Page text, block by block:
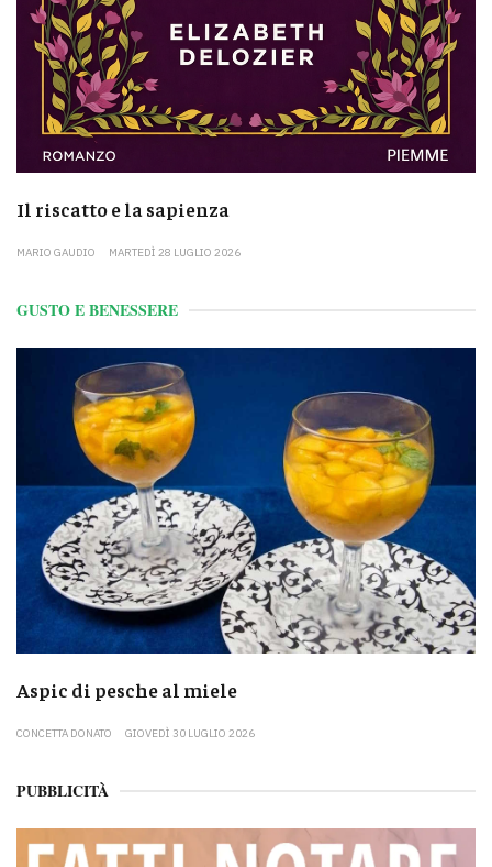
Il riscatto e la sapienza
MARIO GAUDIO MARTEDÌ 28 LUGLIO 2026
GUSTO E BENESSERE
Aspic di pesche al miele
CONCETTA DONATO GIOVEDÌ 30 LUGLIO 2026
PUBBLICITÀ